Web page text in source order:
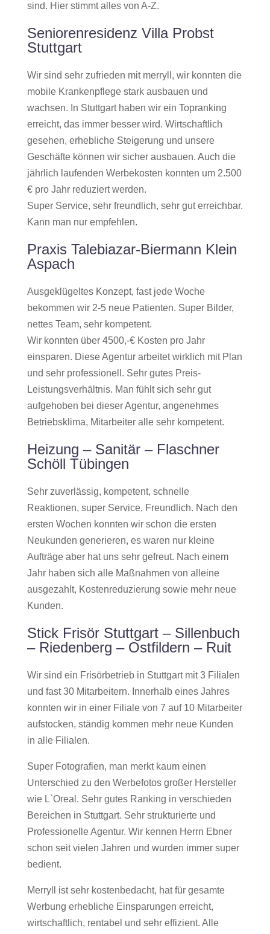
sind. Hier stimmt alles von A-Z.
Seniorenresidenz Villa Probst
Stuttgart
Wir sind sehr zufrieden mit merryll, wir konnten die
mobile Krankenpflege stark ausbauen und
wachsen. In Stuttgart haben wir ein Topranking
erreicht, das immer besser wird. Wirtschaftlich
gesehen, erhebliche Steigerung und unsere
Geschäfte können wir sicher ausbauen. Auch die
jährlich laufenden Werbekosten konnten um 2.500
€ pro Jahr reduziert werden.
Super Service, sehr freundlich, sehr gut erreichbar.
Kann man nur empfehlen.
Praxis Talebiazar-Biermann Klein
Aspach
Ausgeklügeltes Konzept, fast jede Woche
bekommen wir 2-5 neue Patienten. Super Bilder,
nettes Team, sehr kompetent.
Wir konnten über 4500,-€ Kosten pro Jahr
einsparen. Diese Agentur arbeitet wirklich mit Plan
und sehr professionell. Sehr gutes Preis-
Leistungsverhältnis. Man fühlt sich sehr gut
aufgehoben bei dieser Agentur, angenehmes
Betriebsklima, Mitarbeiter alle sehr kompetent.
Heizung – Sanitär – Flaschner
Schöll Tübingen
Sehr zuverlässig, kompetent, schnelle
Reaktionen, super Service, Freundlich. Nach den
ersten Wochen konnten wir schon die ersten
Neukunden generieren, es waren nur kleine
Aufträge aber hat uns sehr gefreut. Nach einem
Jahr haben sich alle Maßnahmen von alleine
ausgezahlt, Kostenreduzierung sowie mehr neue
Kunden.
Stick Frisör Stuttgart – Sillenbuch
– Riedenberg – Ostfildern – Ruit
Wir sind ein Frisörbetrieb in Stuttgart mit 3 Filialen
und fast 30 Mitarbeitern. Innerhalb eines Jahres
konnten wir in einer Filiale von 7 auf 10 Mitarbeiter
aufstocken, ständig kommen mehr neue Kunden
in alle Filialen.
Super Fotografien, man merkt kaum einen
Unterschied zu den Werbefotos großer Hersteller
wie L`Oreal. Sehr gutes Ranking in verschieden
Bereichen in Stuttgart. Sehr strukturierte und
Professionelle Agentur. Wir kennen Herrn Ebner
schon seit vielen Jahren und wurden immer super
bedient.
Merryll ist sehr kostenbedacht, hat für gesamte
Werbung erhebliche Einsparungen erreicht,
wirtschaftlich, rentabel und sehr effizient. Alle